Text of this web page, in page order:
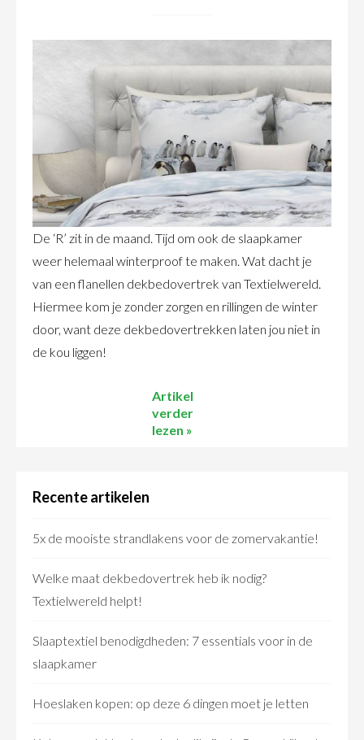
De ‘R’ zit in de maand. Tijd om ook de slaapkamer
weer helemaal winterproof te maken. Wat dacht je
van een flanellen dekbedovertrek van Textielwereld.
Hiermee kom je zonder zorgen en rillingen de winter
door, want deze dekbedovertrekken laten jou niet in
de kou liggen!
Artikel
verder
lezen »
Recente artikelen
5x de mooiste strandlakens voor de zomervakantie!
Welke maat dekbedovertrek heb ik nodig?
Textielwereld helpt!
Slaaptextiel benodigdheden: 7 essentials voor in de
slaapkamer
Hoeslaken kopen: op deze 6 dingen moet je letten